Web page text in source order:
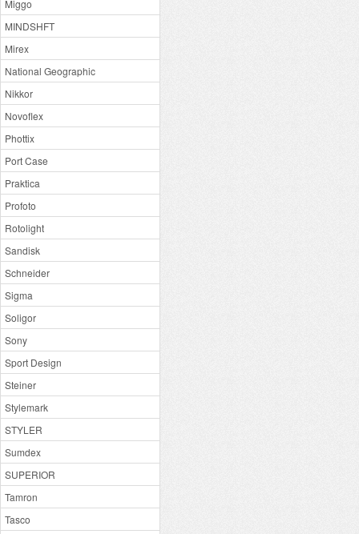
Miggo
MINDSHFT
Mirex
National Geographic
Nikkor
Novoflex
Phottix
Port Case
Praktica
Profoto
Rotolight
Sandisk
Schneider
Sigma
Soligor
Sony
Sport Design
Steiner
Stylemark
STYLER
Sumdex
SUPERIOR
Tamron
Tasco